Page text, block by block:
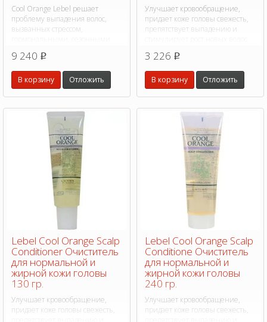
Cool Orange Lebel решает
проблему выпадения волос,
вызванных стрессом,
9 240 p
В корзину Отложить
Улучшает кровообращение,
придает коже головы свежесть,
препятствует выпадению и
3 226 p
В корзину Отложить
Lebel Cool Orange Scalp
Conditioner Очиститель
для нормальной и
жирной кожи головы
130 гр.
Улучшает кровообращение,
придает коже головы свежесть,
Lebel Cool Orange Scalp
Conditione Очиститель
для нормальной и
жирной кожи головы
240 гр.
Улучшает кровообращение,
придает коже головы свежесть,